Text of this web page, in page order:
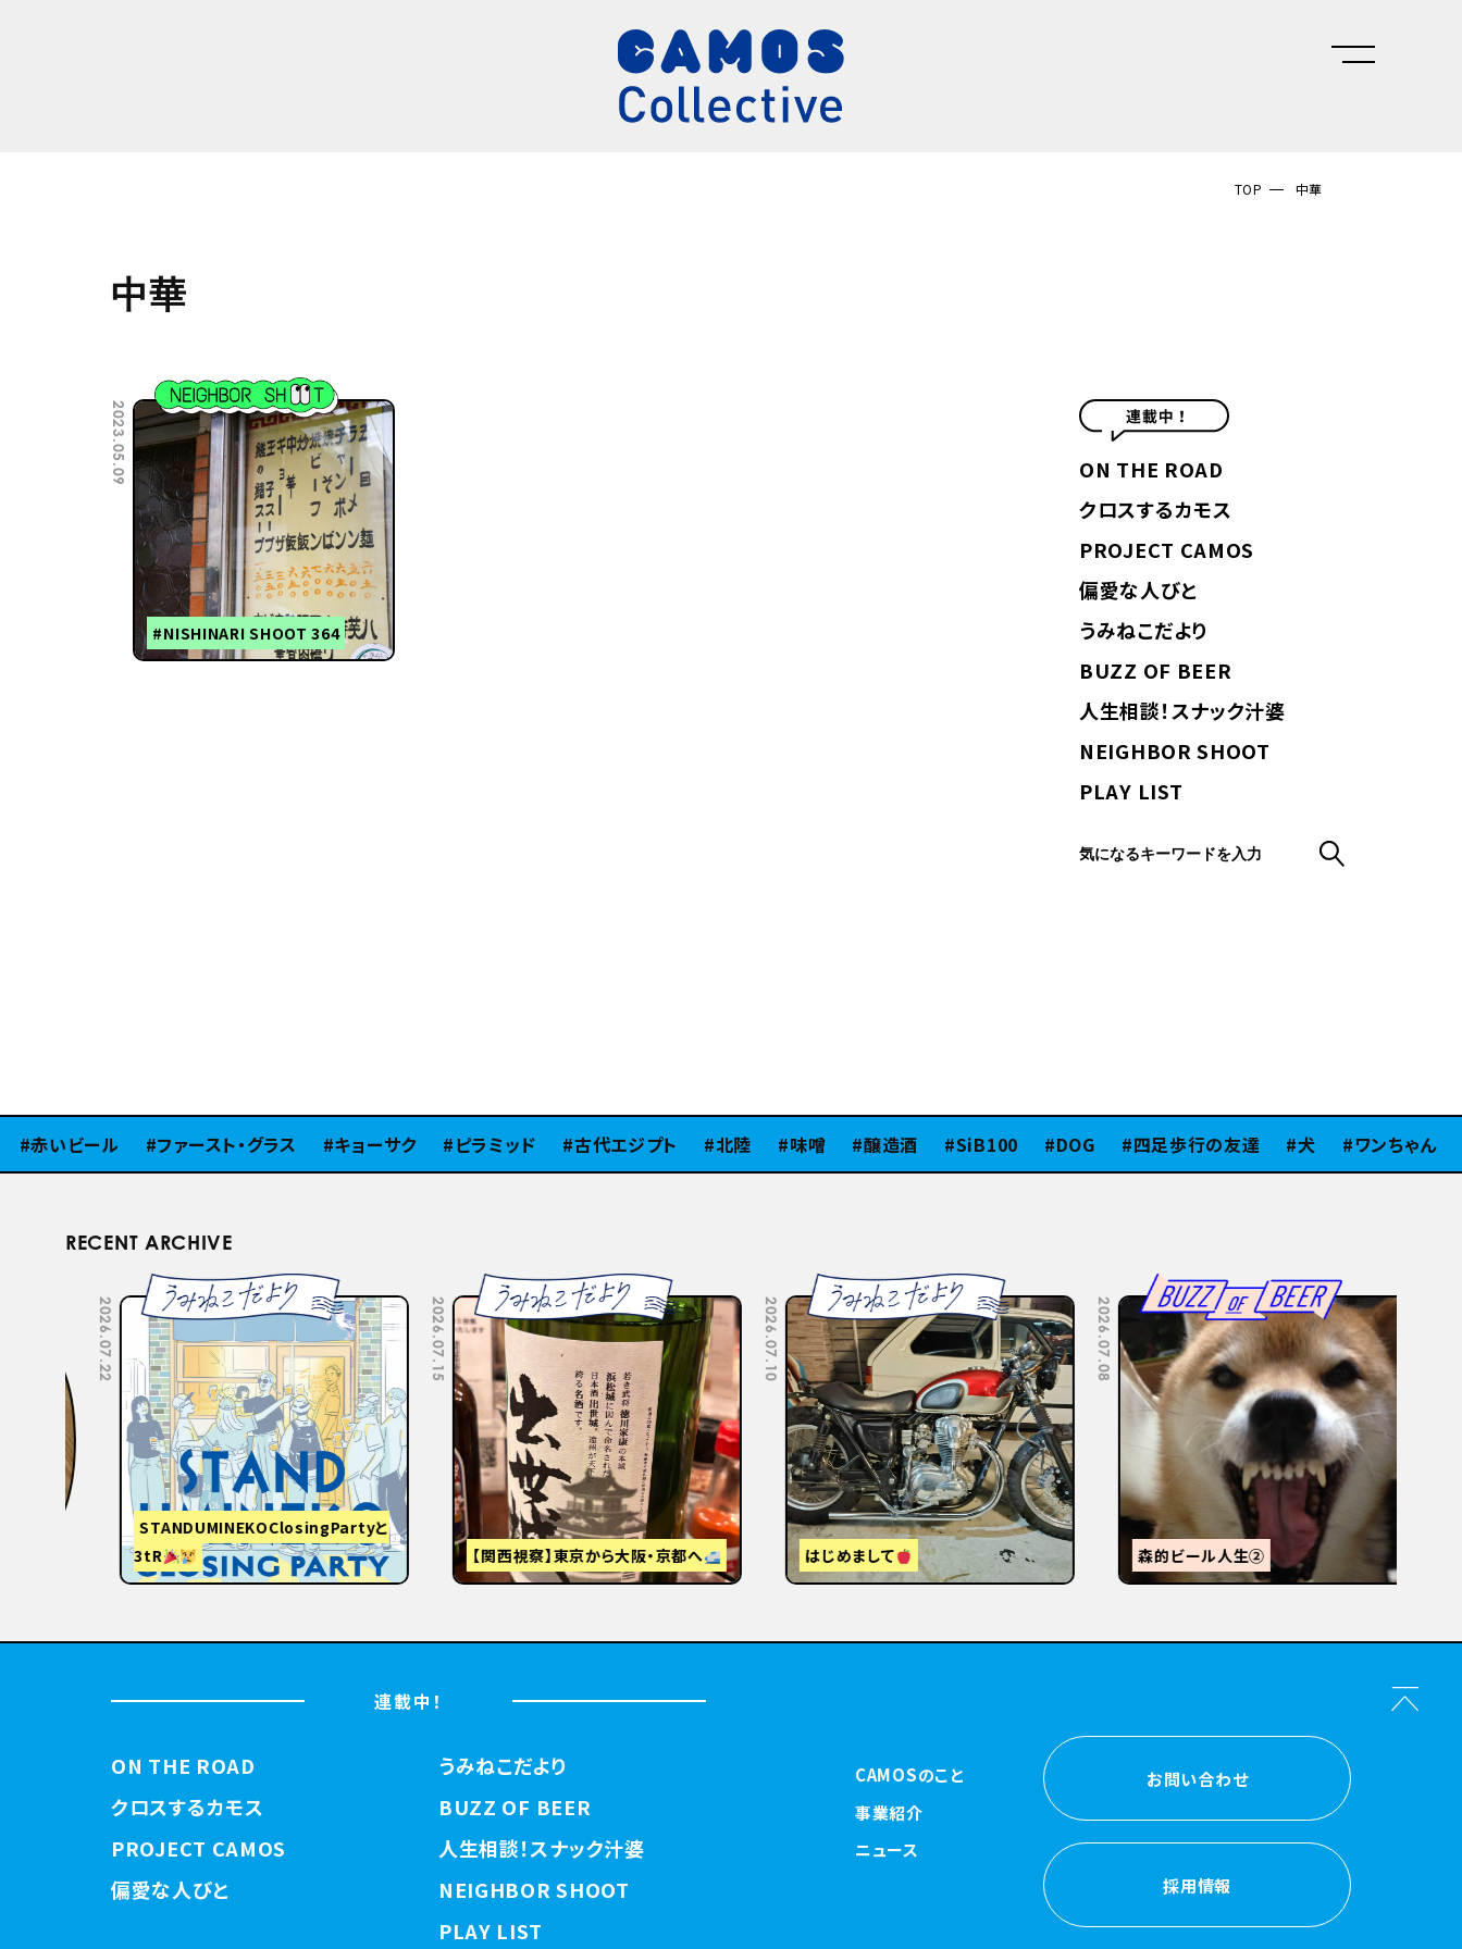
TOP 中華
中華
2023.05.09
#NISHINARI SHOOT 364
ON THE ROAD
クロスするカモス
PROJECT CAMOS
偏愛な人びと
うみねこだより
BUZZ OF BEER
人生相談！スナック汁婆
NEIGHBOR SHOOT
PLAY LIST
赤いビール ファースト・グラス キョーサク ピラミッド 古代エジプト 北陸 味噌 醸造酒 SiB100 DOG 四足歩行の友達 ワンちゃん
RECENT ARCHIVE
STANDUMINEKOClosingPartyと
3tR
2026.07.15
【関西視察】東京から大阪・京都へ
2026.07.10
はじめまして
2026.07.08
森的ビール人生②
2026.07.06
連載中！
ON THE ROAD
クロスするカモス
PROJECT CAMOS
偏愛な人びと
うみねこだより
BUZZ OF BEER
人生相談！スナック汁婆
NEIGHBOR SHOOT
PLAY LIST
CAMOSのこと
事業紹介
ニュース
お問い合わせ
採用情報